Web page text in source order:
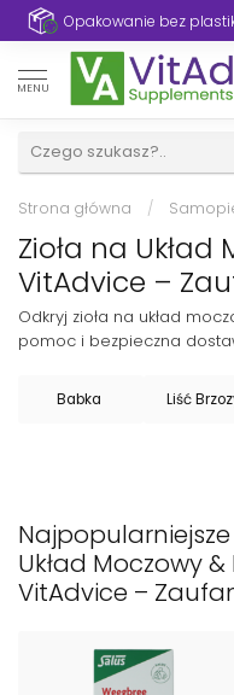
Opakowanie bez
MENU
Strona główna /
Zioła na
VitAdvice –
Odkryj zioła na układ
pomoc i bezpieczna
Babka Liść
Najpopularniejsze
Układ Moczowy &
VitAdvice –